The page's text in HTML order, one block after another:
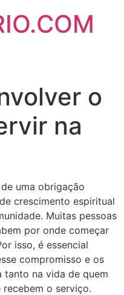
o
na
uma obrigação
crescimento espiritual
Muitas pessoas
por onde começar
isso, é essencial
compromisso e os
tanto na vida de quem
recebem o serviço.